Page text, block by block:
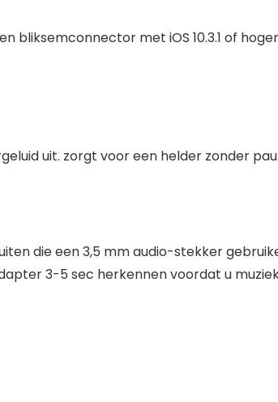
met iOS 10.3.1 of hoger.
uit. zorgt voor een helder zonder
die een 3,5 mm audio-stekker
3-5 sec herkennen voordat u